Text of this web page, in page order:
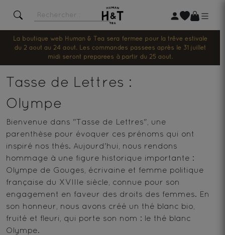
La boutique web Human & Tea sera fermée pour la trêve estivale
du 2 août au 24 août. Les commandes passées après le 31 juillet
midi seront préparées à partir du 25 août.
Tasse de Lettres :
Olympe
Bienvenue dans "Tasse de Lettres", une
parenthèse pour évoquer ces prénoms qui ont
inspiré nos thés. Aujourd'hui, nous rendons
hommage à une figure historique importante :
Olympe de Gouges, écrivaine et femme politique
française du XVIIIe siècle, connue pour son
engagement en faveur des droits des femmes. En
son honneur, nous avons créé un thé blanc bio,
fruité et fleuri, qui porte son nom : le thé blanc
Olympe.